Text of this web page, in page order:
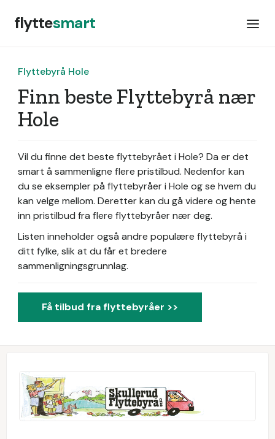
flyttesmart
Flyttebyrå Hole
Finn beste Flyttebyrå nær
Hole
Vil du finne det beste flyttebyrået i Hole? Da er det
smart å sammenligne flere pristilbud. Nedenfor kan
du se eksempler på flyttebyråer i Hole og se hvem du
kan velge mellom. Deretter kan du gå videre og hente
inn pristilbud fra flere flyttebyråer nær deg.
Listen inneholder også andre populære flyttebyrå i
ditt fylke, slik at du får et bredere
sammenligningsgrunnlag.
Få tilbud fra flyttebyråer >>